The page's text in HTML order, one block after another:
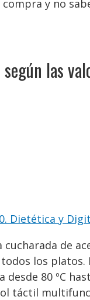
y no
las
Dietética y
de
los platos.
80 ºC
táctil